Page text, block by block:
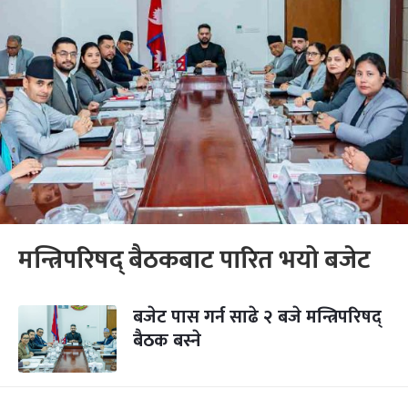
मन्त्रिपरिषद् बैठकबाट पारित भयो बजेट
बजेट पास गर्न साढे २ बजे मन्त्रिपरिषद्
बैठक बस्ने